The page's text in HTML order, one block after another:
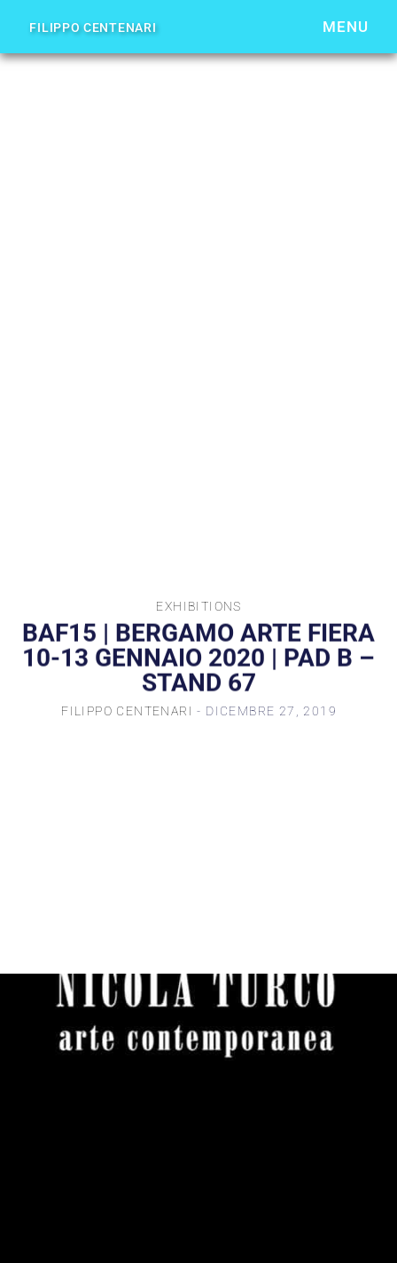
FILIPPO CENTENARI MENU
EXHIBITIONS
BAF15 | BERGAMO ARTE FIERA
10-13 GENNAIO 2020 | PAD B –
STAND 67
FILIPPO CENTENARI - DICEMBRE 27, 2019